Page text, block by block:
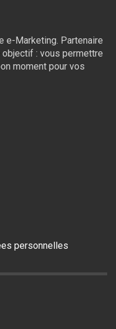
e-Marketing. Partenaire
: vous permettre
moment pour vos
personnelles